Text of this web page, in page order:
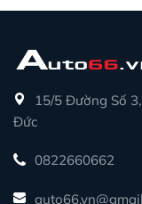
15/5 Đường Số
Đức
0822660662